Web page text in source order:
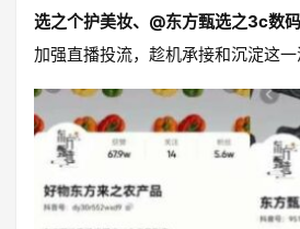
选之个护美妆、@东方甄选之3c数码
加强直播投流，趁机承接和沉淀这一